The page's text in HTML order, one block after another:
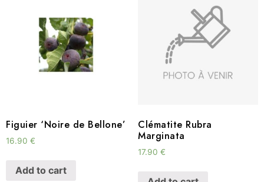
Figuier ‘Noire de Bellone’
16.90 €
Add to cart
Clématite Rubra
Marginata
17.90 €